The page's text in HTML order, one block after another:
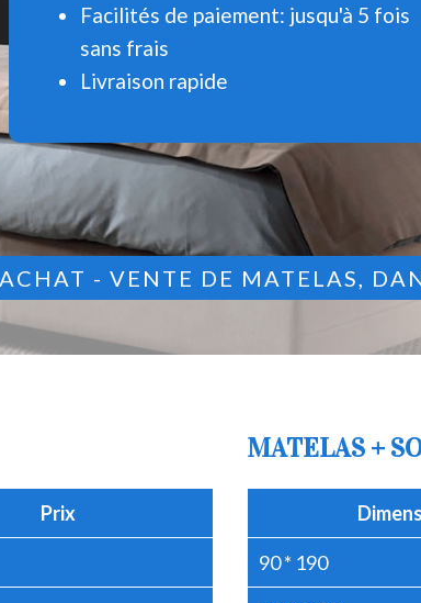
Facilités de paiement: jusqu'à 5 fois
sans frais
Livraison rapide
- VENTE DE MATELAS,
Prix
MATELAS +
90 * 190